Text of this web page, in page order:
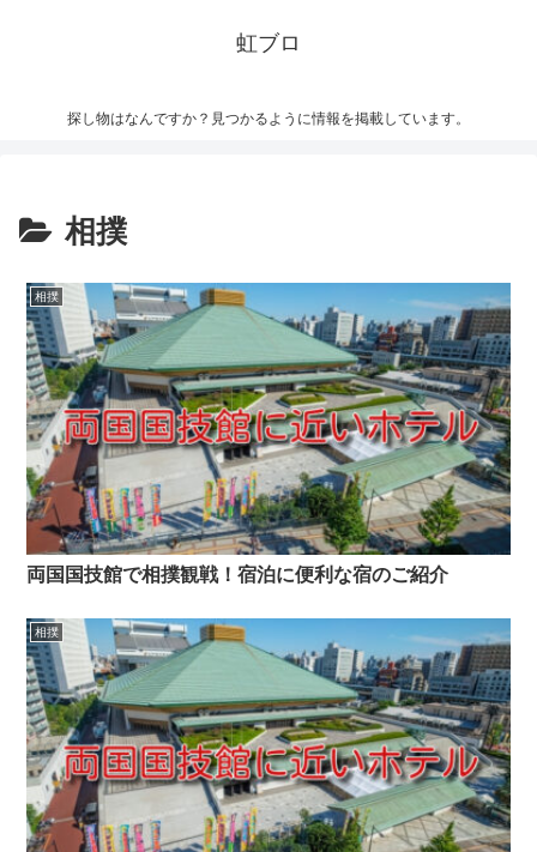
虹ブロ
探し物はなんですか？見つかるように情報を掲載しています。
相撲
相撲
両国国技館で相撲観戦！宿泊に便利な宿のご紹介
相撲